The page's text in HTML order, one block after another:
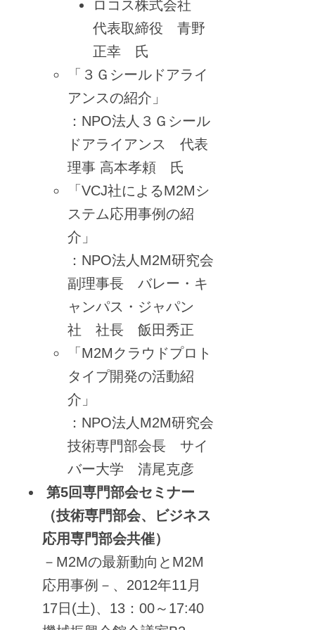
ロコス株式会社
代表取締役 青野
正幸 氏
「３Ｇシールドアライ
アンスの紹介」
：NPO法人３Ｇシール
ドアライアンス 代表
理事 高本孝頼 氏
「VCJ社によるM2Mシ
ステム応用事例の紹
介」
：NPO法人M2M研究会
副理事長 バレー・キ
ャンパス・ジャパン
社 社長 飯田秀正
「M2Mクラウドプロト
タイプ開発の活動紹
介」
：NPO法人M2M研究会
技術専門部会長 サイ
バー大学 清尾克彦
第5回専門部会セミナー
（技術専門部会、ビジネス
応用専門部会共催）
－M2Mの最新動向とM2M
応用事例－、2012年11月
17日(土)、13：00～17:40